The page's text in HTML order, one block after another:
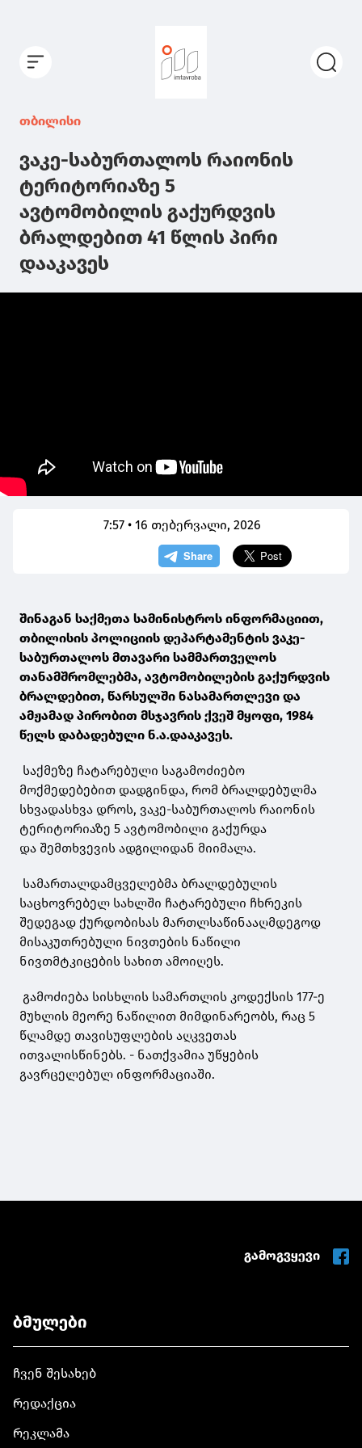
თბილისი
ვაკე-საბურთალოს რაიონის
ტერიტორიაზე 5
ავტომობილის გაქურდვის
ბრალდებით 41 წლის პირი
დააკავეს
7:57 • 16 თებერვალი, 2026
შინაგან საქმეთა სამინისტროს ინფორმაციით,
თბილისის პოლიციის დეპარტამენტის ვაკე-
საბურთალოს მთავარი სამმართველოს
თანამშრომლებმა, ავტომობილების გაქურდვის
ბრალდებით, წარსულში ნასამართლევი და
ამჟამად პირობით მსჯავრის ქვეშ მყოფი, 1984
წელს დაბადებული ნ.ა.დააკავეს.
საქმეზე ჩატარებული საგამოძიებო
მოქმედებებით დადგინდა, რომ ბრალდებულმა
სხვადასხვა დროს, ვაკე-საბურთალოს რაიონის
ტერიტორიაზე 5 ავტომობილი გაქურდა
და შემთხვევის ადგილიდან მიიმალა.
სამართალდამცველებმა ბრალდებულის
საცხოვრებელ სახლში ჩატარებული ჩხრეკის
შედეგად ქურდობისას მართლსაწინააღმდეგოდ
მისაკუთრებული ნივთების ნაწილი
ნივთმტკიცების სახით ამოიღეს.
გამოძიება სისხლის სამართლის კოდექსის 177-ე
მუხლის მეორე ნაწილით მიმდინარეობს, რაც 5
წლამდე თავისუფლების აღკვეთას
ითვალისწინებს. - ნათქვამია უწყების
გავრცელებულ ინფორმაციაში.
გამოგვყევი
ბმულები
ჩვენ შესახებ
რედაქცია
რეკლამა